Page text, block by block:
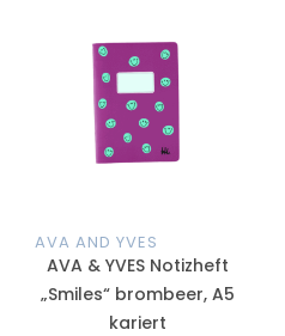
AVA AND YVES
AVA & YVES Notizheft
„Smiles“ brombeer, A5
kariert